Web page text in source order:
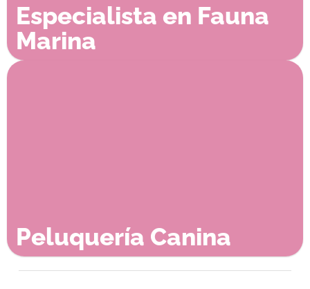
Especialista en Fauna
Marina
Peluquería Canina